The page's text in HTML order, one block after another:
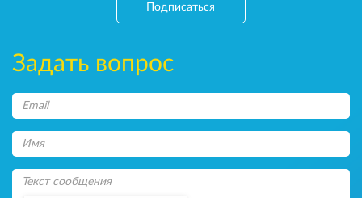
Подписаться
Задать вопрос